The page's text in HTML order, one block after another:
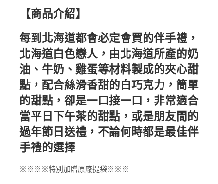
價
格：
NT$1300。 NT$1099。
【商品介紹】
每到北海道都會必定會買的伴手禮，
北海道白色戀人，由北海道所產的奶
油、牛奶、雞蛋等材料製成的夾心甜
點，配合絲滑香甜的白巧克力，簡單
的甜點，卻是一口接一口，非常適合
當平日下午茶的甜點，或是朋友間的
過年節日送禮，不論何時都是最佳伴
手禮的選擇
※※※※特別加贈原廠提袋※※※